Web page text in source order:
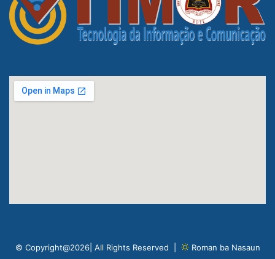
© Copyright@2026| All Rights Reserved | Roman ba Nasaun